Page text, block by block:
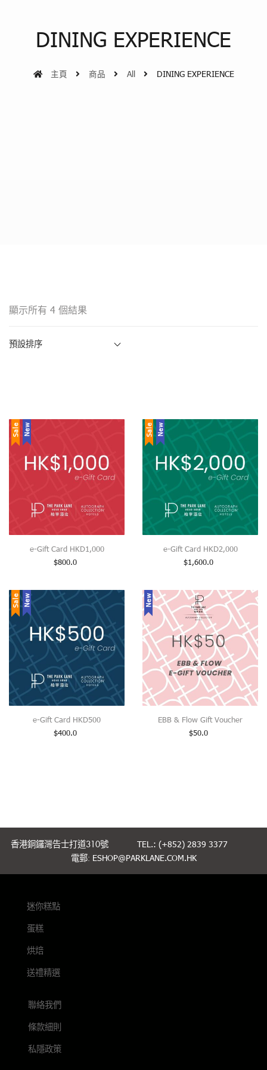
DINING EXPERIENCE
主頁 商品 All DINING EXPERIENCE
顯示所有 4 個結果
Sale New
e-Gift Card HKD1,000
$800.0
Sale New
e-Gift Card HKD2,000
$1,600.0
Sale New
e-Gift Card HKD500
$400.0
New
EBB & Flow Gift Voucher
$50.0
香港銅鑼灣告士打道310號
TEL.: (+852) 2839 3377
電郵: ESHOP@PARKLANE.COM.HK
迷你糕點
蛋糕
烘焙
送禮精選
聯絡我們
條款細則
私隱政策